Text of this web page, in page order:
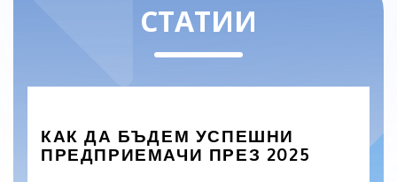
СТАТИИ
КАК ДА БЪДЕМ УСПЕШНИ
ПРЕДПРИЕМАЧИ ПРЕЗ 2025